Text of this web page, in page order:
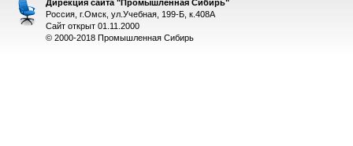
Дирекция сайта "Промышленная Сибирь"
Россия, г.Омск, ул.Учебная, 199-Б, к.408А
Сайт открыт 01.11.2000
© 2000-2018 Промышленная Сибирь